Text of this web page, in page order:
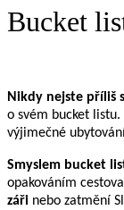
Bucket
Nikdy nejste příliš
o svém bucket listu.
výjimečné
Smyslem bucket
opakováním
záři nebo zatmění